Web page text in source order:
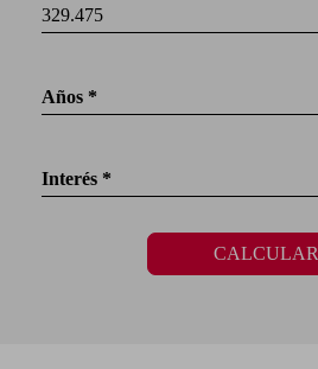
Años *
Interés *
CALCULAR